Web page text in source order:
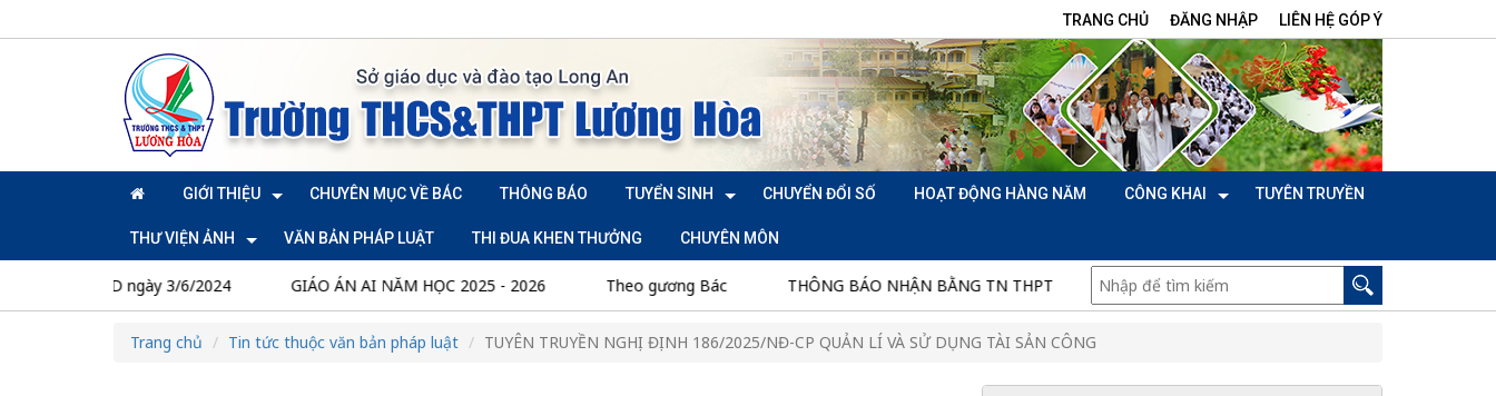
TRANG CHỦ ĐĂNG NHẬP LIÊN HỆ GÓP Ý
GIỚI THIỆU CHUYÊN MỤC VỀ BÁC THÔNG BÁO TUYỂN SINH CHUYỂN ĐỔI SỐ HOẠT ĐỘNG HÀNG NĂM CÔNG KHAI TUYÊN TRUYỀN
THƯ VIỆN ẢNH VĂN BẢN PHÁP LUẬT THI ĐUA KHEN THƯỞNG CHUYÊN MÔN
TT-BGD ngày 3/6/2024 GIÁO ÁN AI NĂM HỌC 2025 - 2026 Theo gương Bác THÔNG BÁO NHẬN BẰNG TN THPT NĂM 2025 HOẠT ĐỘNG "MỘT NGÀY LÀM GIÁO VIÊN"
Trang chủ Tin tức thuộc văn bản pháp luật TUYÊN TRUYỀN NGHỊ ĐỊNH 186/2025/NĐ-CP QUẢN LÍ VÀ SỬ DỤNG TÀI SẢN CÔNG